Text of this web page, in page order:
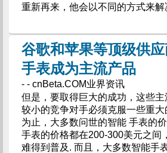
重新再来，他会以不同的方式来解
谷歌和苹果等顶级供
手表成为主流产品
- - cnBeta.COM业界资讯
但是，要取得巨大的成功，这些
较小的竞争对手必须克服一些重
为止，大多数问世的智能 手表的
手表的价格都在200-300美元之间
难得到普及. 而且，大多数智能手